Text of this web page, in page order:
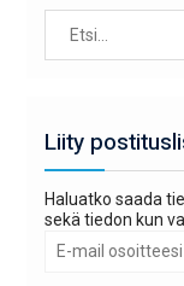
Search
Liity
Haluatko saada
sekä tiedon kun